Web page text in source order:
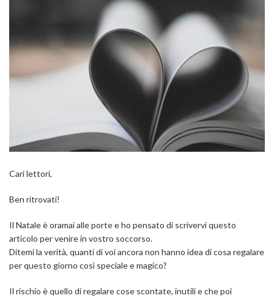
Cari lettori,
Ben ritrovati!
Il Natale è oramai alle porte e ho pensato di scrivervi questo
articolo per venire in vostro soccorso.
Ditemi la verità, quanti di voi ancora non hanno idea di cosa regalare
per questo giorno così speciale e magico?
Il rischio è quello di regalare cose scontate, inutili e che poi